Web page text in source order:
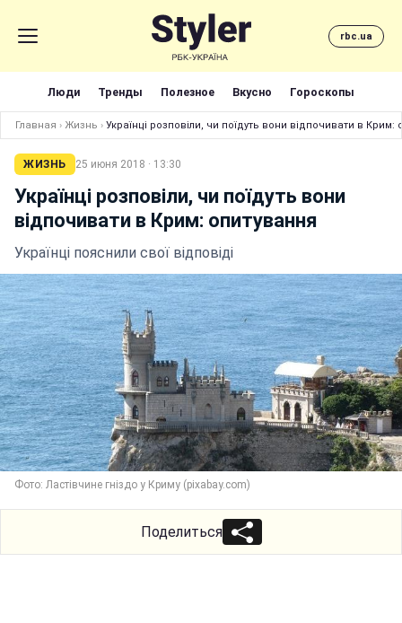
rbc.ua
Люди Тренды Полезное Вкусно Гороскопы
Главная › Жизнь › Українці розповіли, чи поїдуть вони відпочивати в Крим:
ЖИЗНЬ 25 июня 2018 · 13:30
Українці розповіли, чи поїдуть вони
відпочивати в Крим: опитування
Українці пояснили свої відповіді
Фото: Ластівчине гніздо у Криму (pixabay.com)
Поделиться